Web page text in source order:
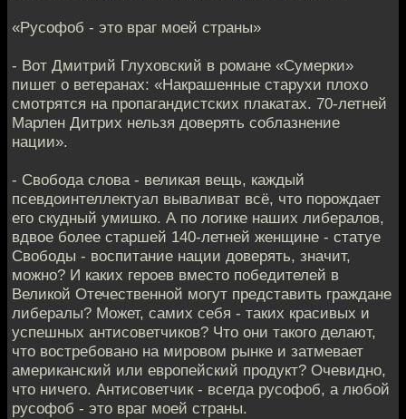
«Русофоб - это враг моей страны»
- Вот Дмитрий Глуховский в романе «Сумерки»
пишет о ветеранах: «Накрашенные старухи плохо
смотрятся на пропагандистских плакатах. 70-летней
Марлен Дитрих нельзя доверять соблазнение
нации».
- Свобода слова - великая вещь, каждый
псевдоинтеллектуал вываливат всё, что порождает
его скудный умишко. А по логике наших либералов,
вдвое более старшей 140-летней женщине - статуе
Свободы - воспитание нации доверять, значит,
можно? И каких героев вместо победителей в
Великой Отечественной могут представить граждане
либералы? Может, самих себя - таких красивых и
успешных антисоветчиков? Что они такого делают,
что востребовано на мировом рынке и затмевает
американский или европейский продукт? Очевидно,
что ничего. Антисоветчик - всегда русофоб, а любой
русофоб - это враг моей страны.